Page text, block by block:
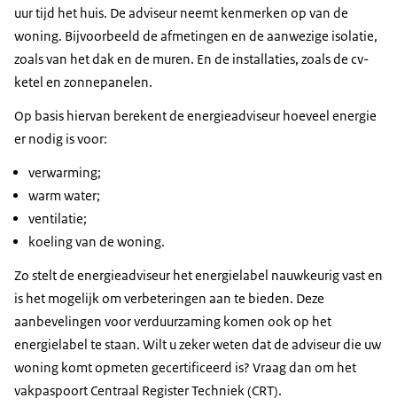
uur tijd het huis. De adviseur neemt kenmerken op van de
woning. Bijvoorbeeld de afmetingen en de aanwezige isolatie,
zoals van het dak en de muren. En de installaties, zoals de cv-
ketel en zonnepanelen.
Op basis hiervan berekent de energieadviseur hoeveel energie
er nodig is voor:
verwarming;
warm water;
ventilatie;
koeling van de woning.
Zo stelt de energieadviseur het energielabel nauwkeurig vast en
is het mogelijk om verbeteringen aan te bieden. Deze
aanbevelingen voor verduurzaming komen ook op het
energielabel te staan. Wilt u zeker weten dat de adviseur die uw
woning komt opmeten gecertificeerd is? Vraag dan om het
vakpaspoort Centraal Register Techniek (CRT).